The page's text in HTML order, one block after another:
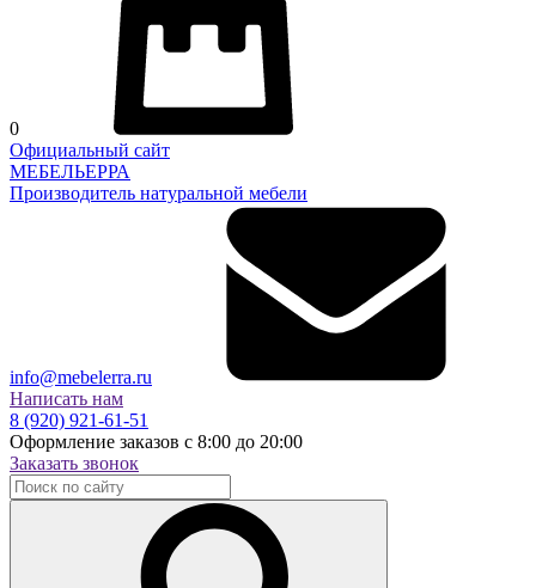
0
Официальный сайт
МЕБЕЛЬЕРРА
Производитель натуральной мебели
info@mebelerra.ru
Написать нам
8 (920) 921-61-51
Оформление заказов с 8:00 до 20:00
Заказать звонок